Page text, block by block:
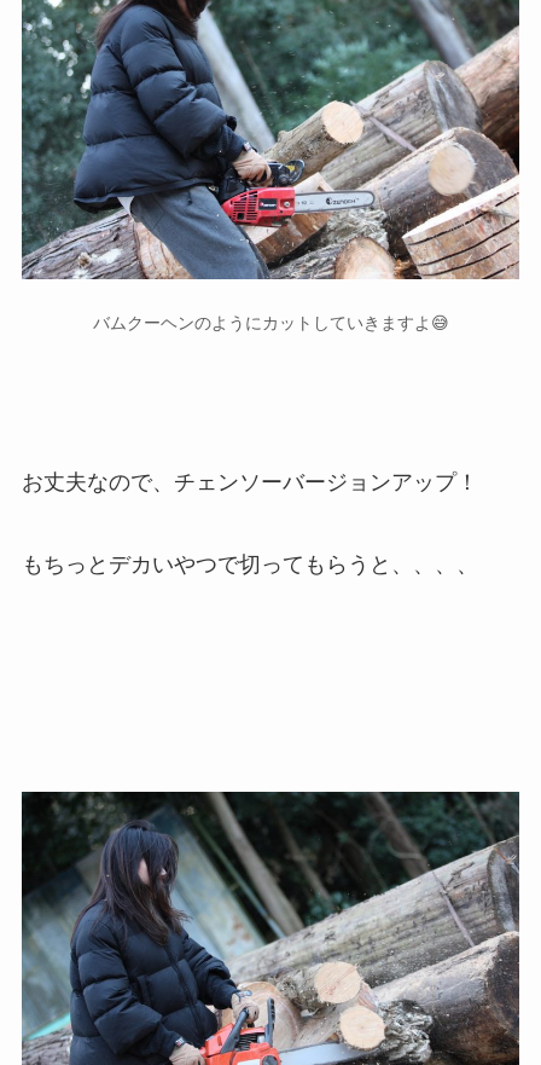
バムクーヘンのようにカットしていきますよ😅
お丈夫なので、チェンソーバージョンアップ！
もちっとデカいやつで切ってもらうと、、、、